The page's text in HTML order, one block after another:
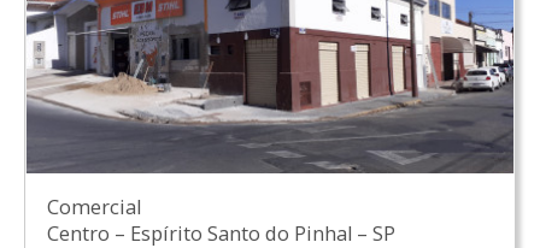
Comercial
Centro – Espírito Santo do Pinhal – SP